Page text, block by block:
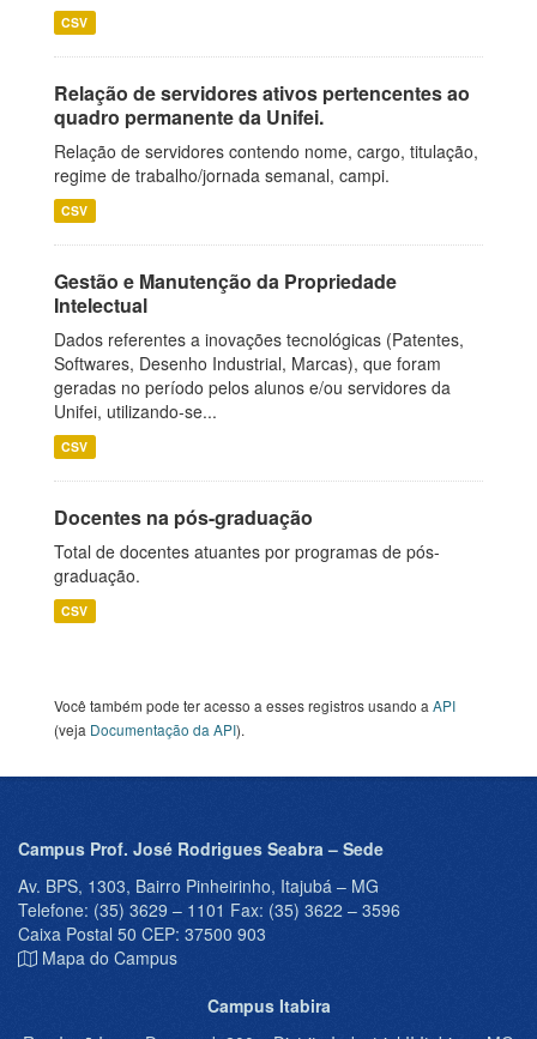
CSV
Relação de servidores ativos pertencentes ao
quadro permanente da Unifei.
Relação de servidores contendo nome, cargo, titulação,
regime de trabalho/jornada semanal, campi.
CSV
Gestão e Manutenção da Propriedade
Intelectual
Dados referentes a inovações tecnológicas (Patentes,
Softwares, Desenho Industrial, Marcas), que foram
geradas no período pelos alunos e/ou servidores da
Unifei, utilizando-se...
CSV
Docentes na pós-graduação
Total de docentes atuantes por programas de pós-
graduação.
CSV
Você também pode ter acesso a esses registros usando a API
(veja Documentação da API).
Campus Prof. José Rodrigues Seabra – Sede
Av. BPS, 1303, Bairro Pinheirinho, Itajubá – MG
Telefone: (35) 3629 – 1101 Fax: (35) 3622 – 3596
Caixa Postal 50 CEP: 37500 903
Mapa do Campus
Campus Itabira